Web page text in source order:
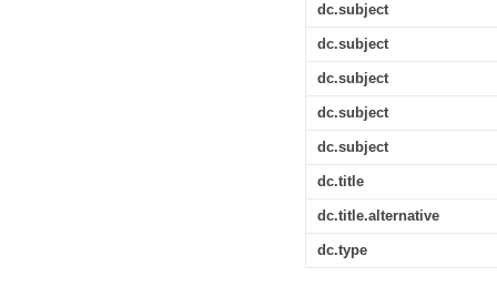
dc.subject
dc.subject
dc.subject
dc.subject
dc.subject
dc.title
dc.title.alternative
dc.type